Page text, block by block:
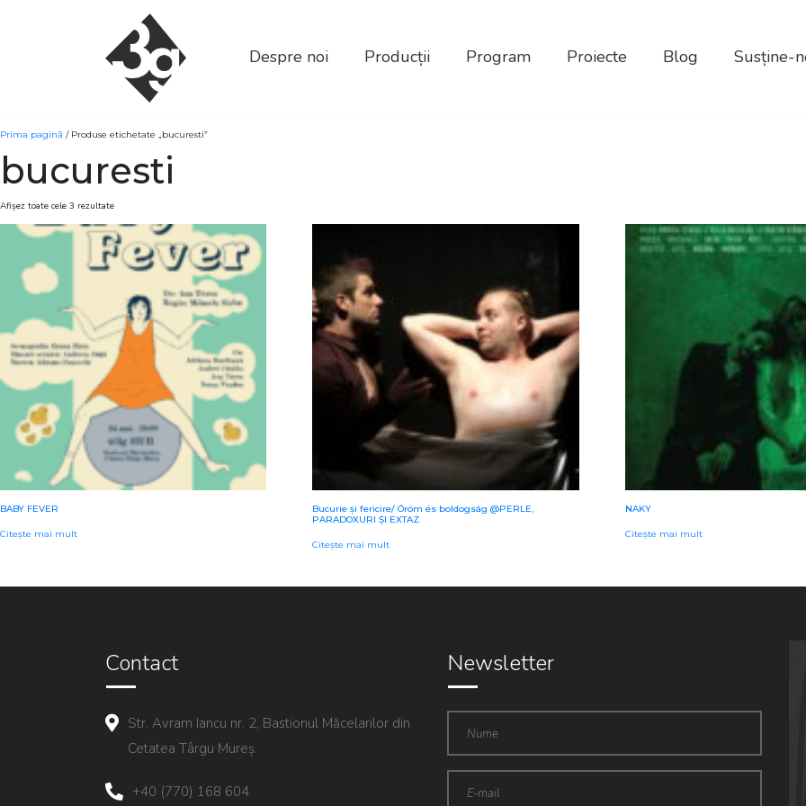
Despre noi Producții Program Proiecte Blog Susține-
Prima pagină / Produse etichetate „bucuresti”
bucuresti
Afișez toate cele 3 rezultate
BABY FEVER
Citește mai mult
Bucurie și fericire/ Öröm és boldogság @PERLE,
PARADOXURI ȘI EXTAZ
Citește mai mult
NAKY
Citește mai mult
Contact
Str. Avram Iancu nr. 2, Bastionul Măcelarilor din
Cetatea Târgu Mureș.
+40 (770) 168 604
Newsletter